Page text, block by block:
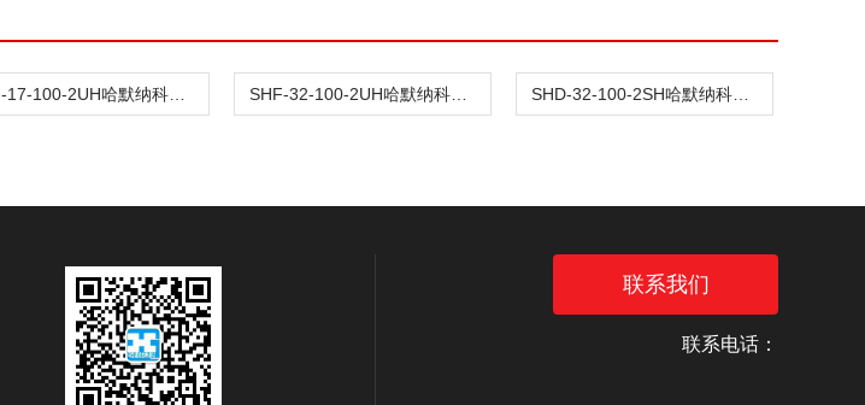
联系我们
联系电话：